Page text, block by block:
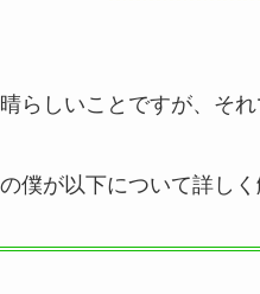
らしいことですが、そ
僕が以下について詳しく